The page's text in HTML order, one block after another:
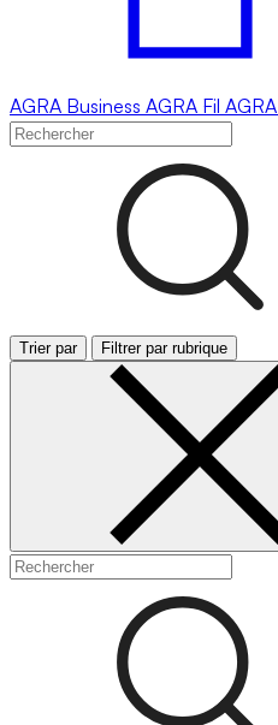
AGRA Business AGRA Fil AGRA
Trier par Filtrer par rubrique